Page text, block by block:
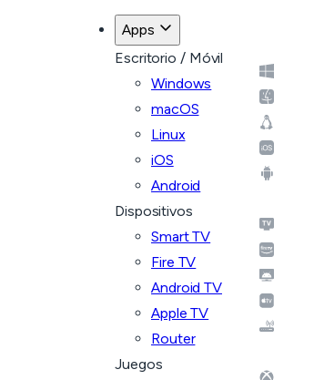
Apps
Escritorio / Móvil
Windows
macOS
Linux
iOS
Android
Dispositivos
Smart TV
Fire TV
Android TV
Apple TV
Router
Juegos